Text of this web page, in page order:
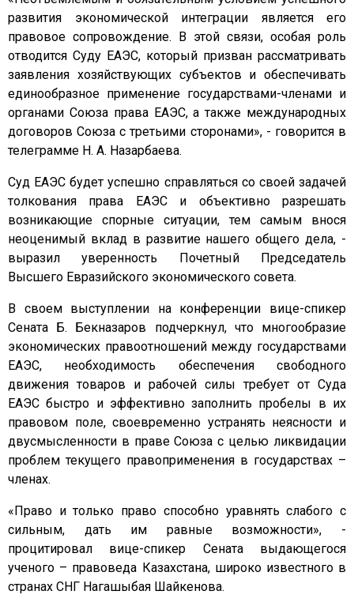
развития экономической интеграции является его
правовое сопровождение. В этой связи, особая роль
отводится Суду ЕАЭС, который призван рассматривать
заявления хозяйствующих субъектов и обеспечивать
единообразное применение государствами-членами и
органами Союза права ЕАЭС, а также международных
договоров Союза с третьими сторонами», - говорится в
телеграмме Н. А. Назарбаева.
Суд ЕАЭС будет успешно справляться со своей задачей
толкования права ЕАЭС и объективно разрешать
возникающие спорные ситуации, тем самым внося
неоценимый вклад в развитие нашего общего дела, -
выразил уверенность Почетный Председатель
Высшего Евразийского экономического совета.
В своем выступлении на конференции вице-спикер
Сената Б. Бекназаров подчеркнул, что многообразие
экономических правоотношений между государствами
ЕАЭС, необходимость обеспечения свободного
движения товаров и рабочей силы требует от Суда
ЕАЭС быстро и эффективно заполнить пробелы в их
правовом поле, своевременно устранять неясности и
двусмысленности в праве Союза с целью ликвидации
проблем текущего правоприменения в государствах –
членах.
«Право и только право способно уравнять слабого с
сильным, дать им равные возможности», -
процитировал вице-спикер Сената выдающегося
ученого – правоведа Казахстана, широко известного в
странах СНГ Нагашыбая Шайкенова.